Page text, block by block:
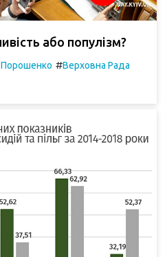
або популізм?
#Верховна Рада